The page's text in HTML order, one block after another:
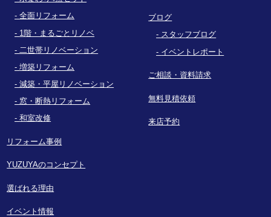
全面リフォーム
1階・まるごとリノベ
二世帯リノベーション
増築リフォーム
減築・平屋リノベーション
窓・断熱リフォーム
和室改修
リフォーム事例
YUZUYAのコンセプト
選ばれる理由
イベント情報
ブログ
スタッフブログ
イベントレポート
ご相談・資料請求
無料見積依頼
来店予約